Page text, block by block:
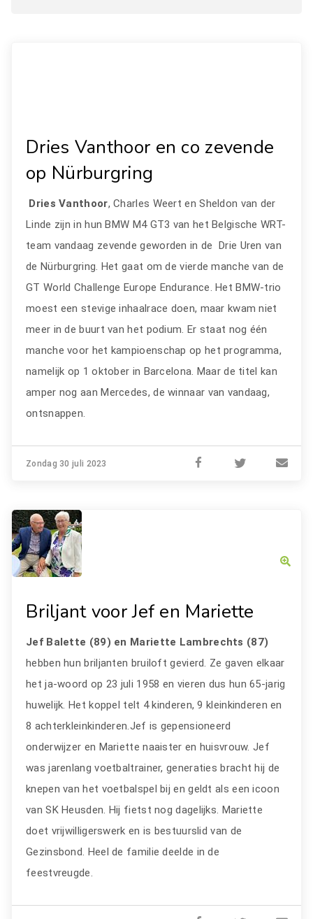
Dries Vanthoor en co zevende
op Nürburgring
Dries Vanthoor, Charles Weert en Sheldon van der
Linde zijn in hun BMW M4 GT3 van het Belgische WRT-
team vandaag zevende geworden in de Drie Uren van
de Nürburgring. Het gaat om de vierde manche van de
GT World Challenge Europe Endurance. Het BMW-trio
moest een stevige inhaalrace doen, maar kwam niet
meer in de buurt van het podium. Er staat nog één
manche voor het kampioenschap op het programma,
namelijk op 1 oktober in Barcelona. Maar de titel kan
amper nog aan Mercedes, de winnaar van vandaag,
ontsnappen.
Zondag 30 juli 2023
Briljant voor Jef en Mariette
Jef Balette (89) en Mariette Lambrechts (87)
hebben hun briljanten bruiloft gevierd. Ze gaven elkaar
het ja-woord op 23 juli 1958 en vieren dus hun 65-jarig
huwelijk. Het koppel telt 4 kinderen, 9 kleinkinderen en
8 achterkleinkinderen.Jef is gepensioneerd
onderwijzer en Mariette naaister en huisvrouw. Jef
was jarenlang voetbaltrainer, generaties bracht hij de
knepen van het voetbalspel bij en geldt als een icoon
van SK Heusden. Hij fietst nog dagelijks. Mariette
doet vrijwilligerswerk en is bestuurslid van de
Gezinsbond. Heel de familie deelde in de
feestvreugde.